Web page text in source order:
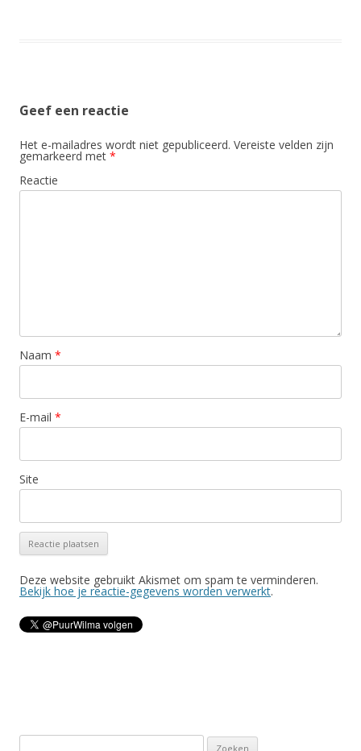
Geef een reactie
Het e-mailadres wordt niet gepubliceerd. Vereiste velden zijn
gemarkeerd met *
Reactie
Naam *
E-mail *
Site
Deze website gebruikt Akismet om spam te verminderen.
Bekijk hoe je reactie-gegevens worden verwerkt.